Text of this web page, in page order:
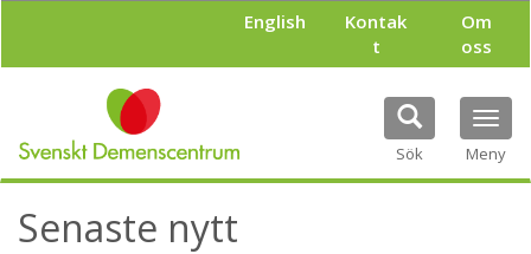
l
English
Kontak
t
Om
oss
Sök Meny
Senaste nytt